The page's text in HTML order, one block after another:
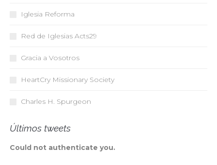
Iglesia Reforma
Red de Iglesias Acts29
Gracia a Vosotros
HeartCry Missionary Society
Charles H. Spurgeon
Últimos tweets
Could not authenticate you.